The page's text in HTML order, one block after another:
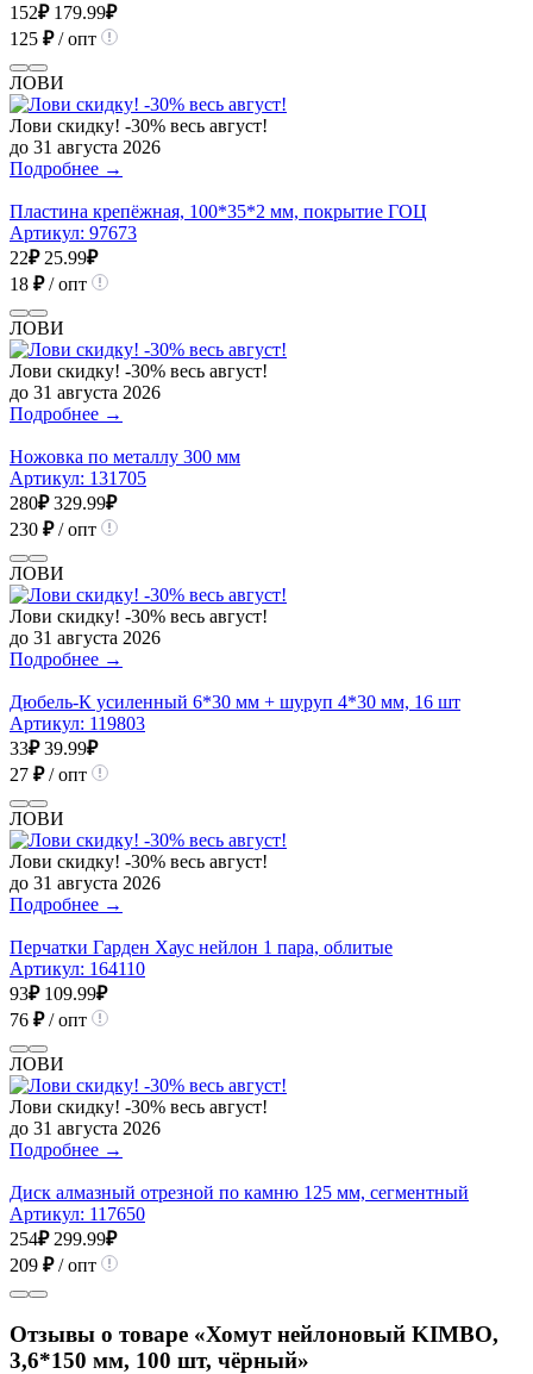
152₽ 179.99₽
125 ₽/ опт
ЛОВИ
Лови скидку! -30% весь август!
до 31 августа 2026
Подробнее →
Пластина крепёжная, 100*35*2 мм, покрытие ГОЦ
Артикул: 97673
22₽ 25.99₽
18 ₽/ опт
ЛОВИ
Лови скидку! -30% весь август!
до 31 августа 2026
Подробнее →
Ножовка по металлу 300 мм
Артикул: 131705
280₽ 329.99₽
230 ₽/ опт
ЛОВИ
Лови скидку! -30% весь август!
до 31 августа 2026
Подробнее →
Дюбель-К усиленный 6*30 мм + шуруп 4*30 мм, 16 шт
Артикул: 119803
33₽ 39.99₽
27 ₽/ опт
ЛОВИ
Лови скидку! -30% весь август!
до 31 августа 2026
Подробнее →
Перчатки Гарден Хаус нейлон 1 пара, облитые
Артикул: 164110
93₽ 109.99₽
76 ₽/ опт
ЛОВИ
Лови скидку! -30% весь август!
до 31 августа 2026
Подробнее →
Диск алмазный отрезной по камню 125 мм, сегментный
Артикул: 117650
254₽ 299.99₽
209 ₽/ опт
Отзывы о товаре «Хомут нейлоновый KIMBO,
3,6*150 мм, 100 шт, чёрный»